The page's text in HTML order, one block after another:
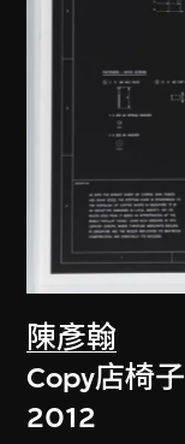
陳彥翰
Copy店椅子
2012